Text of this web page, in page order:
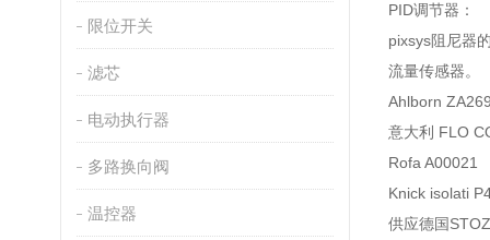
限位开关
滤芯
电动执行器
多路换向阀
温控器
PID调节器：
pixsys阻尼器
流量传感器。
Ahlborn
意大利 FLO
Rofa A00021
Knick isolati
供应德国